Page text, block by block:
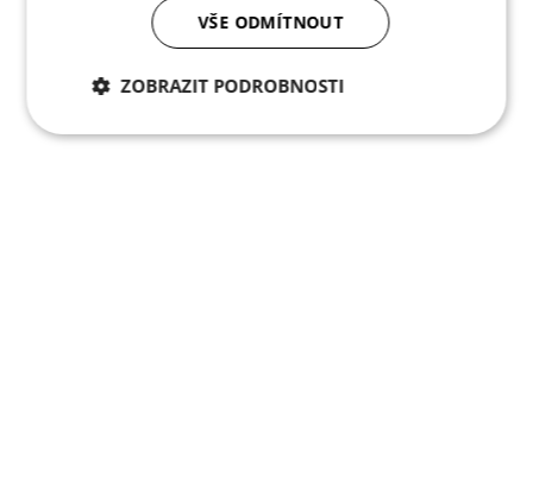
VŠE ODMÍTNOUT
ZOBRAZIT PODROBNOSTI
Nezbytně nutné
Analytické